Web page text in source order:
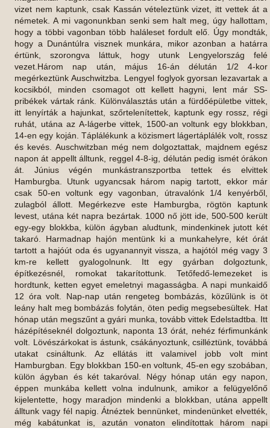
vizet nem kaptunk, csak Kassán vételeztünk vizet, itt vettek át a
németek. A mi vagonunkban senki sem halt meg, úgy hallottam,
hogy a többi vagonban több haláleset fordult elő. Úgy mondták,
hogy a Dunántúlra visznek munkára, mikor azonban a határra
értünk, szorongva láttuk, hogy utunk Lengyelország felé
vezet.Három nap után, május 16-án délután 1/2 4-kor
megérkeztünk Auschwitzba. Lengyel foglyok gyorsan lezavartak a
kocsikból, minden csomagot ott kellett hagyni, lent már SS-
pribékek vártak ránk. Különválasztás után a fürdőépületbe vittek,
itt lenyírták a hajunkat, szőrtelenítettek, kaptunk egy rossz, régi
ruhát, utána az A-lágerbe vittek, 1500-an voltunk egy blokkban,
14-en egy koján. Táplálékunk a közismert lágertáplálék volt, rossz
és kevés. Auschwitzban még nem dolgoztattak, majdnem egész
napon át appellt álltunk, reggel 4-8-ig, délután pedig ismét órákon
át. Június végén munkástranszportba tettek és elvittek
Hamburgba. Utunk ugyancsak három napig tartott, ekkor már
csak 50-en voltunk egy vagonban, útravalónk 1/4 kenyérből,
zulagból állott. Megérkezve este Hamburgba, rögtön kaptunk
levest, utána két napra bezártak. 1000 nő jött ide, 500-500 került
egy-egy blokkba, külön ágyban aludtunk, mindenkinek jutott két
takaró. Harmadnap hajón mentünk ki a munkahelyre, két órát
tartott a hajóút oda és ugyanannyit vissza, a hajótól még vagy 3
km-re kellett gyalogolnunk. Itt egy gyárban dolgoztunk,
építkezésnél, romokat takarítottunk. Tetőfedő-lemezeket is
hordtunk, ketten egyet emeletnyi magasságba. A napi munkaidő
12 óra volt. Nap-nap után rengeteg bombázás, közűlünk is öt
leány halt meg bombázás folytán, öten pedig megsebesültek. Hat
hónap után megszűnt a gyári munka, tovább vittek Edelstadtba. Itt
házépítéseknél dolgoztunk, naponta 13 órát, nehéz férfimunkánk
volt. Lövészárkokat is ástunk, csákányoztunk, csilléztünk, továbbá
utakat csináltunk. Az ellátás itt valamivel jobb volt mint
Hamburgban. Egy blokkban 150-en voltunk, 45-en egy szobában,
külön ágyban és két takaróval. Négy hónap után egy napon,
éppen munkába kellett volna indulnunk, amikor a felügyelőnő
kijelentette, hogy maradjon mindenki a blokkban, utána appellt
álltunk vagy fél napig. Átnéztek bennünket, mindenünket elvették,
még kabátunkat is, azután vonaton elindítottak három napi